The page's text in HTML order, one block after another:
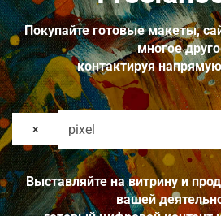
Покупайте готовые макеты,
многое
контактируя
×
Выставляйте на витрину и
вашей